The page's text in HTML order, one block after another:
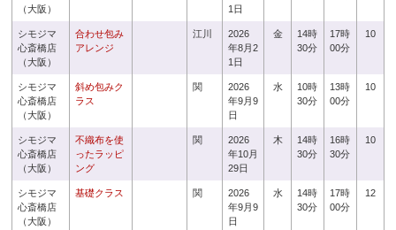
（大阪）
1日
シモジマ
心斎橋店
（大阪）
合わせ包み
アレンジ
江川
2026
年8月2
1日
金
14時
30分
17時
00分
10
シモジマ
心斎橋店
（大阪）
斜め包みク
ラス
関
2026
年9月9
日
水
10時
30分
13時
00分
10
シモジマ
心斎橋店
（大阪）
不織布を使
ったラッピ
ング
関
2026
年10月
29日
木
14時
30分
16時
30分
10
シモジマ
心斎橋店
（大阪）
基礎クラス 関
2026
年9月9
日
水
14時
30分
17時
00分
12